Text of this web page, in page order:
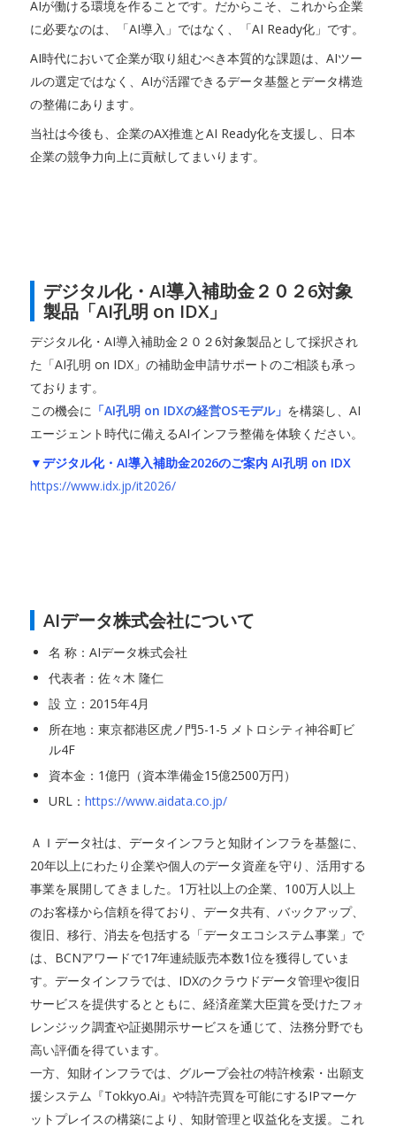
AIが働ける環境を作ることです。だからこそ、これから企業
に必要なのは、「AI導入」ではなく、「AI Ready化」です。
AI時代において企業が取り組むべき本質的な課題は、AIツー
ルの選定ではなく、AIが活躍できるデータ基盤とデータ構造
の整備にあります。
当社は今後も、企業のAX推進とAI Ready化を支援し、日本
企業の競争力向上に貢献してまいります。
デジタル化・AI導入補助金２０２6対象
製品「AI孔明 on IDX」
デジタル化・AI導入補助金２０２6対象製品として採択され
た「AI孔明 on IDX」の補助金申請サポートのご相談も承っ
ております。
この機会に 「AI孔明 on IDXの経営OSモデル」 を構築し、AI
エージェント時代に備えるAIインフラ整備を体験ください。
▼デジタル化・AI導入補助金2026のご案内 AI孔明 on IDX
https://www.idx.jp/it2026/
AIデータ株式会社について
名 称：AIデータ株式会社
代表者：佐々木 隆仁
設 立：2015年4月
所在地：東京都港区虎ノ門5-1-5 メトロシティ神谷町ビ
ル4F
資本金：1億円（資本準備金15億2500万円）
URL： https://www.aidata.co.jp/
ＡＩデータ社は、データインフラと知財インフラを基盤に、
20年以上にわたり企業や個人のデータ資産を守り、活用する
事業を展開してきました。1万社以上の企業、100万人以上
のお客様から信頼を得ており、データ共有、バックアップ、
復旧、移行、消去を包括する「データエコシステム事業」で
は、BCNアワードで17年連続販売本数1位を獲得していま
す。データインフラでは、IDXのクラウドデータ管理や復旧
サービスを提供するとともに、経済産業大臣賞を受けたフォ
レンジック調査や証拠開示サービスを通じて、法務分野でも
高い評価を得ています。
一方、知財インフラでは、グループ会社の特許検索・出願支
援システム『Tokkyo.Ai』や特許売買を可能にするIPマーケ
ットプレイスの構築により、知財管理と収益化を支援。これ